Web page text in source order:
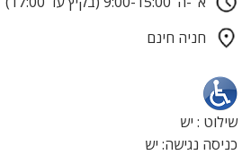
חניה חינם
שילוט : יש
כניסה נגישה: יש